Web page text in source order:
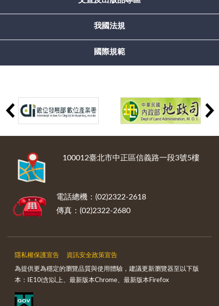
我國法規
國際規範
100012臺北市中正區信義路一段3號5樓
電話總機：(02)2322-2618
傳真：(02)2322-2680
隱私權保護宣告 資訊安全政策宣告
為提供更為穩定的瀏覽品質與使用體驗，建議更新瀏覽器至以下版
本：IE10(含)以上、最新版本Chrome、最新版本Firefox